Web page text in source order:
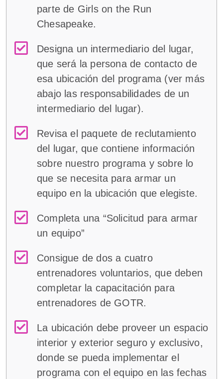
parte de Girls on the Run
Chesapeake.
Designa un intermediario del lugar,
que será la persona de contacto de
esa ubicación del programa (ver más
abajo las responsabilidades de un
intermediario del lugar).
Revisa el paquete de reclutamiento
del lugar, que contiene información
sobre nuestro programa y sobre lo
que se necesita para armar un
equipo en la ubicación que elegiste.
Completa una “Solicitud para armar
un equipo”
Consigue de dos a cuatro
entrenadores voluntarios, que deben
completar la capacitación para
entrenadores de GOTR.
La ubicación debe proveer un espacio
interior y exterior seguro y exclusivo,
donde se pueda implementar el
programa con el equipo en las fechas